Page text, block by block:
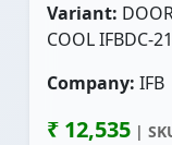
Variant:
COOL IFBDC-
Company: IFB
₹ 12,535 |